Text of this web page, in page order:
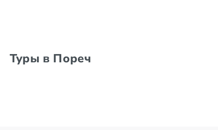
Туры в Пореч